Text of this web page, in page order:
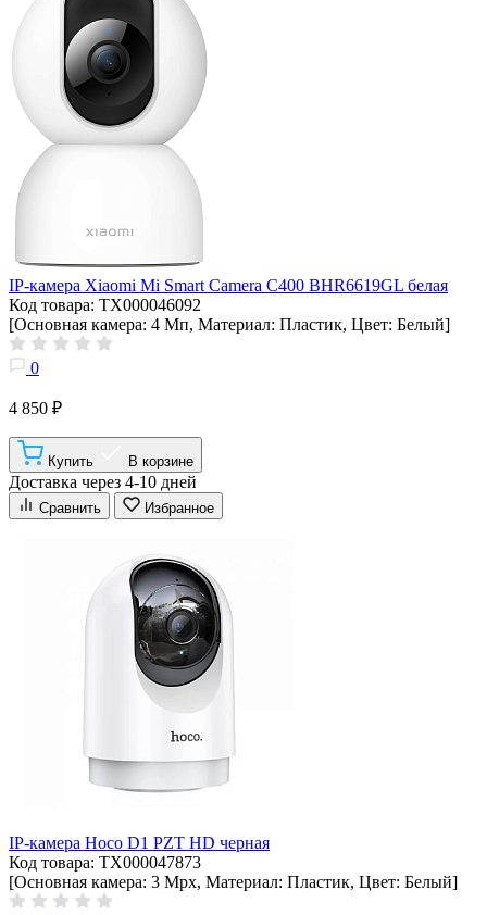
IP-камера Xiaomi Mi Smart Camera C400 BHR6619GL белая
Код товара: ТХ000046092
[Основная камера: 4 Мп, Материал: Пластик, Цвет: Белый]
0
4 850 ₽
Купить В корзине
Доставка через 4-10 дней
Сравнить Избранное
IP-камера Hoco D1 PZT HD черная
Код товара: ТХ000047873
[Основная камера: 3 Мрх, Материал: Пластик, Цвет: Белый]